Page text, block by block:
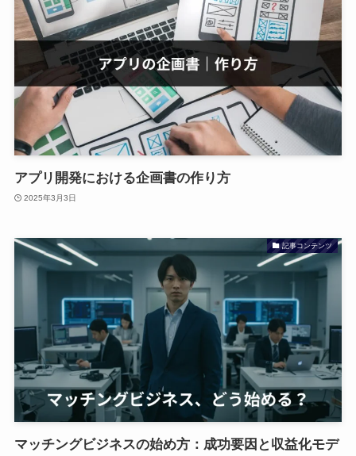
アプリ開発における企画書の作り方
2025年3月3日
記事コンテンツ
マッチングビジネスの始め方：成功要因と収益化モデ